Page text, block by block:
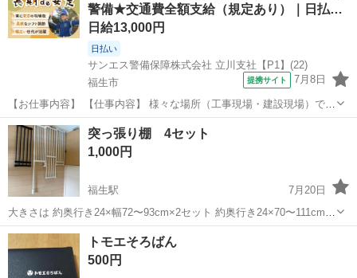
警備★交通費全額支給（規定あり）｜日払…
日給13,000円
日払い
サンエス警備保障株式会社 立川支社【P1】(22)
福生市
提携サイト 7月8日
【お仕事内容】 【仕事内容】 様々な場所（工事現場・建設現場）での
交通誘導・案内をお任せします。 道路をご利用される車両や歩行者の
方が安全に安心して通行するために適切に誘導してください。 現場へ
の直行直帰が基本で、毎週・毎...
東京 福生市 警備員
突っ張り棚 4セット
1,000円
福生駅
7月20日
大きさは 約奥行き24×幅72〜93cm×2セット 約奥行き24×70〜111cm
約奥行き24×幅60〜93cm
東京 福生市 その他
トモエそろばん
500円